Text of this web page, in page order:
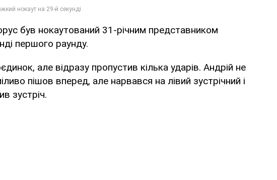
був нокаутований 31-річним представником
першого раунду.
але відразу пропустив кілька ударів. Андрій не
пішов вперед, але нарвався на лівий зустрічний і
зустріч.